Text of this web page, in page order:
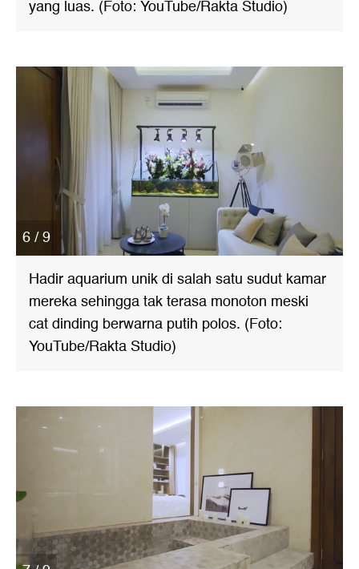
yang luas. (Foto: YouTube/Rakta Studio)
6 / 9
Hadir aquarium unik di salah satu sudut kamar
mereka sehingga tak terasa monoton meski
cat dinding berwarna putih polos. (Foto:
YouTube/Rakta Studio)